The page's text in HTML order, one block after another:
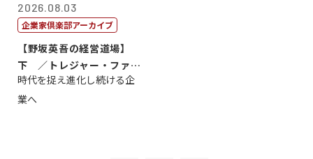
2026.08.03
企業家倶楽部アーカイブ
【野坂英吾の経営道場】
下 ／トレジャー・ファク
トリー社長野坂...
時代を捉え進化し続ける企
業へ